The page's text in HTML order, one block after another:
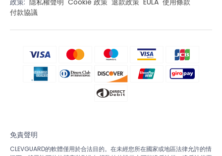
付款協議
免責聲明
CLEVGUARD的軟體僅用於合法目的。在未經您所在國家或地區法律允許的情